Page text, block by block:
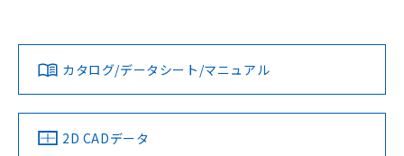
タイムチャート
ダウンロードデータをご利用いただく前に、以下を必ずお読
みください。
ソフトウェアの使用条件
対応済み
中国 RoHS 注意事項・凡例
LR型式承認
（イギリス
船舶規格）
DNV型式承認
（ノルウェー
BV型式承認
（フランス
KR型式
（韓国
カタログ/データシート/マニュアル
2D CADデータ